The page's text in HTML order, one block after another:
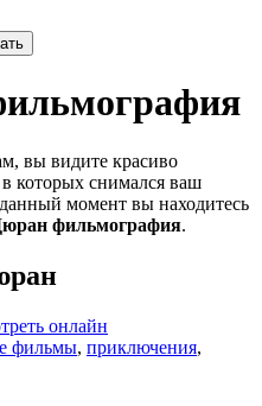
вы видите красиво
которых снимался ваш
момент вы находитесь
фильмография.
онлайн
фильмы, приключения,